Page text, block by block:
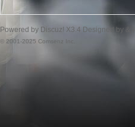
Powered by Discuz! X3.4 Designed by &
© 2001-2025 Comsenz Inc.